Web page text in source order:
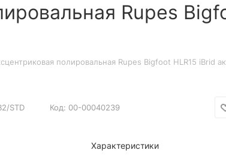
Rupes
полировальная Rupes Bigfoot HLR15 iBrid
STD Код: 00-00040239
Характеристики